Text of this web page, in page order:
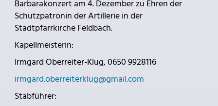
Barbarakonzert am 4. Dezember zu Ehren der
Schutzpatronin der Artillerie in der
Stadtpfarrkirche Feldbach.
Kapellmeisterin:
Irmgard Oberreiter-Klug, 0650 9928116
irmgard.oberreiterklug@gmail.com
Stabführer: